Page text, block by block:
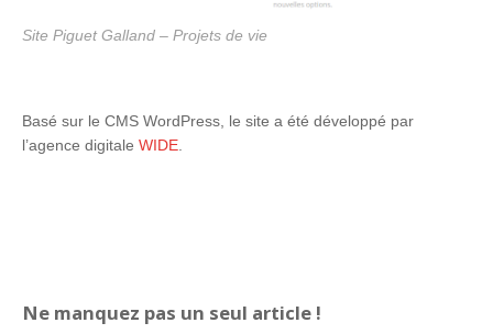
Site Piguet Galland – Projets de vie
Basé sur le CMS WordPress, le site a été développé par
l’agence digitale WIDE
Ne manquez pas un seul article !